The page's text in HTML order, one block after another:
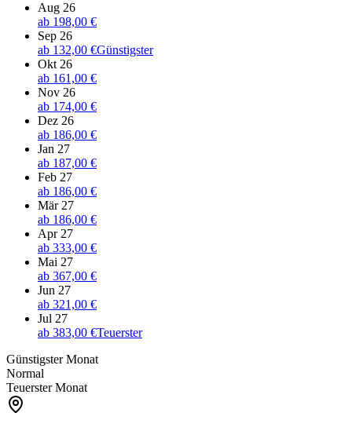
Aug 26
ab 198,00 €
Sep 26
ab 132,00 €Günstigster
Okt 26
ab 161,00 €
Nov 26
ab 174,00 €
Dez 26
ab 186,00 €
Jan 27
ab 187,00 €
Feb 27
ab 186,00 €
Mär 27
ab 186,00 €
Apr 27
ab 333,00 €
Mai 27
ab 367,00 €
Jun 27
ab 321,00 €
Jul 27
ab 383,00 €Teuerster
Günstigster Monat
Normal
Teuerster Monat